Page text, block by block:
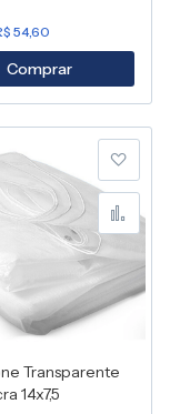
54,60
Comprar
lista de
Transparente
14x7,5